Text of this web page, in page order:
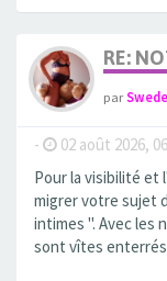
RE:
par
- 02 août 2026,
Pour la visibilité et
migrer votre sujet
intimes ". Avec les
sont vîtes